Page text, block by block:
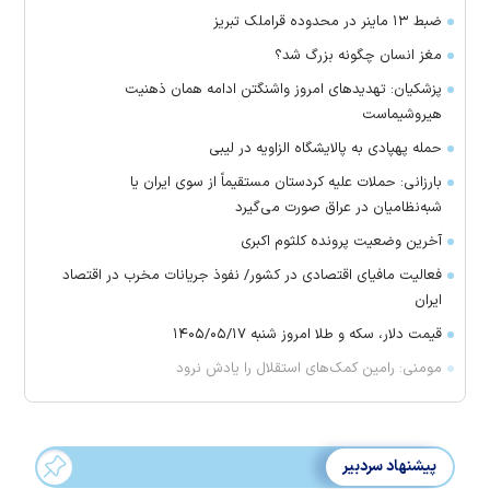
ضبط ۱۳ ماینر در محدوده قراملک تبریز
مغز انسان چگونه بزرگ شد؟
پزشکیان: تهدید‌های امروز واشنگتن ادامه همان ذهنیت
هیروشیماست
حمله پهپادی به پالایشگاه الزاویه در لیبی
بارزانی: حملات علیه کردستان مستقیماً از سوی ایران یا
شبه‌نظامیان در عراق صورت می‌گیرد
آخرین وضعیت پرونده کلثوم اکبری
فعالیت مافیای اقتصادی در کشور/ نفوذ جریانات مخرب در اقتصاد
ایران
قیمت دلار، سکه و طلا امروز شنبه ۱۴۰۵/۰۵/۱۷
مومنی: رامین کمک‌های استقلال را یادش نرود
پیشنهاد سردبیر